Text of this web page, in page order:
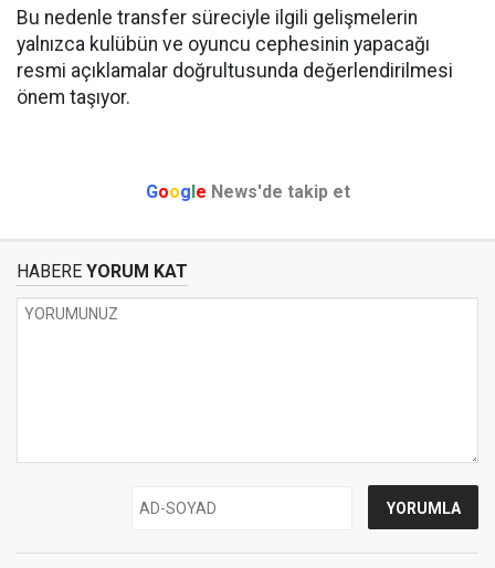
Bu nedenle transfer süreciyle ilgili gelişmelerin
yalnızca kulübün ve oyuncu cephesinin yapacağı
resmi açıklamalar doğrultusunda değerlendirilmesi
önem taşıyor.
Goog e News'de takip et
HABERE YORUM KAT